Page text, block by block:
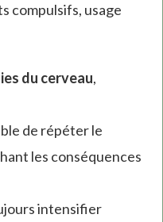
compulsifs, usage
du cerveau,
de répéter le
les conséquences
intensifier